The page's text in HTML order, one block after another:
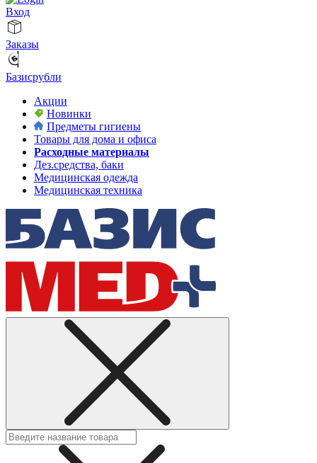
Вход
Заказы
Базисрубли
Акции
Новинки
Предметы гигиены
Товары для дома и офиса
Расходные материалы
Дез.средства, баки
Медицинская одежда
Медицинская техника